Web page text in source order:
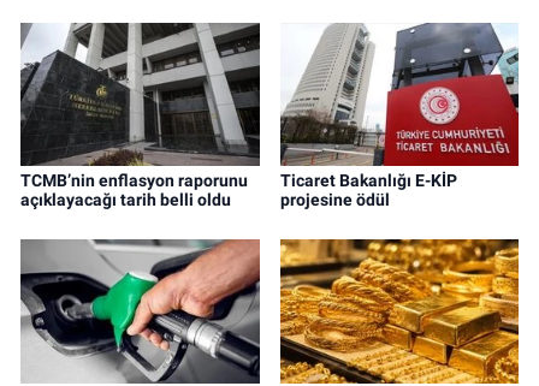
TCMB’nin enflasyon raporunu
açıklayacağı tarih belli oldu
Ticaret Bakanlığı E-KİP
projesine ödül